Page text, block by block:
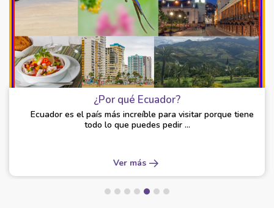
¿Por qué Ecuador?
Ecuador es el país más increíble para visitar porque tiene
todo lo que puedes pedir ...
Ver más